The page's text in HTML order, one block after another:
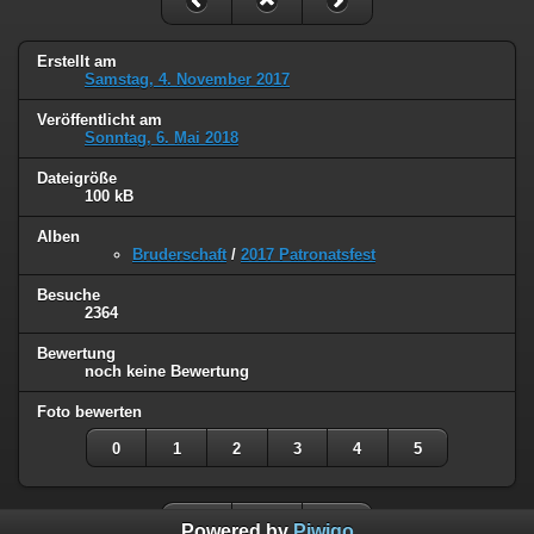
Erstellt am
Samstag, 4. November 2017
Veröffentlicht am
Sonntag, 6. Mai 2018
Dateigröße
100 kB
Alben
Bruderschaft / 2017 Patronatsfest
Besuche
2364
Bewertung
noch keine Bewertung
Foto bewerten
0 1 2 3 4 5